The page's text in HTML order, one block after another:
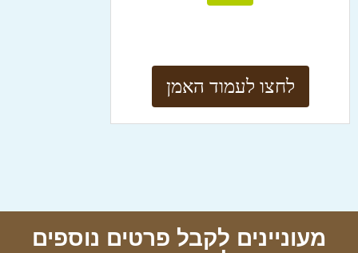
לחצו לעמוד האמן
מעוניינים לקבל פרטים נוספים